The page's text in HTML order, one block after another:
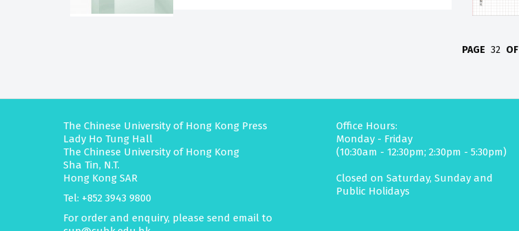
PAGE 32 OF
The Chinese University of Hong Kong Press
Lady Ho Tung Hall
The Chinese University of Hong Kong
Sha Tin, N.T.
Hong Kong SAR
Tel: +852 3943 9800
For order and enquiry, please send email to
Office Hours:
Monday - Friday
(10:30am - 12:30pm; 2:30pm - 5:30pm)
Closed on Saturday, Sunday and
Public Holidays